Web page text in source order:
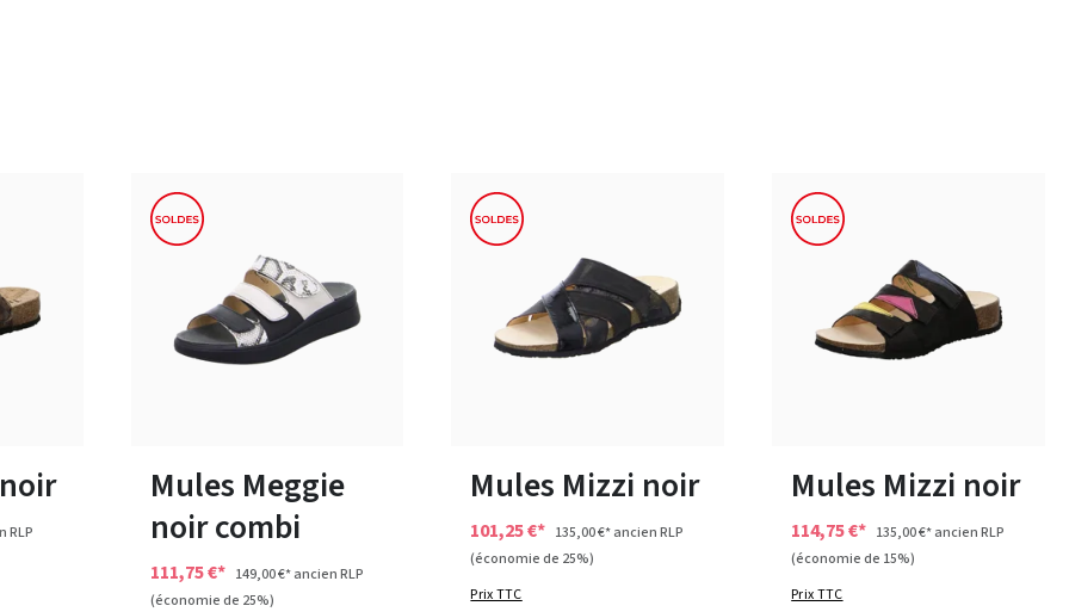
RLP
Mules Meggie
noir combi
111,75 €* 149,00 €*ancien RLP
(économie de 25%)
Mules Mizzi noir
101,25 €* 135,00 €*ancien RLP
(économie de 25%)
Prix TTC
Mules Mizzi noir
114,75 €* 135,00 €*ancien RLP
(économie de 15%)
Prix TTC